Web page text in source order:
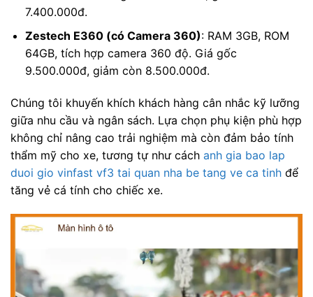
7.400.000đ.
Zestech E360 (có Camera 360): RAM 3GB, ROM
64GB, tích hợp camera 360 độ. Giá gốc
9.500.000đ, giảm còn 8.500.000đ.
Chúng tôi khuyến khích khách hàng cân nhắc kỹ lưỡng
giữa nhu cầu và ngân sách. Lựa chọn phụ kiện phù hợp
không chỉ nâng cao trải nghiệm mà còn đảm bảo tính
thẩm mỹ cho xe, tương tự như cách anh gia bao lap
duoi gio vinfast vf3 tai quan nha be tang ve ca tinh để
tăng vẻ cá tính cho chiếc xe.